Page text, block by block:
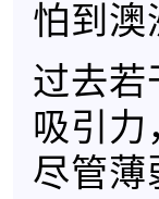
怕到
过去
吸引
尽管